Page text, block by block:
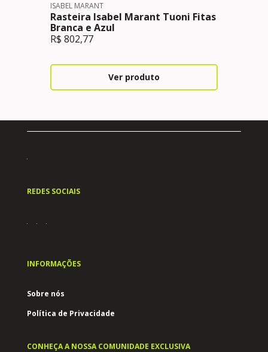
ISABEL MARANT
Rasteira Isabel Marant Tuoni Fitas
Branca e Azul
R$ 802,77
Ver produto
INFORMAÇÕES
Política de Privacidade